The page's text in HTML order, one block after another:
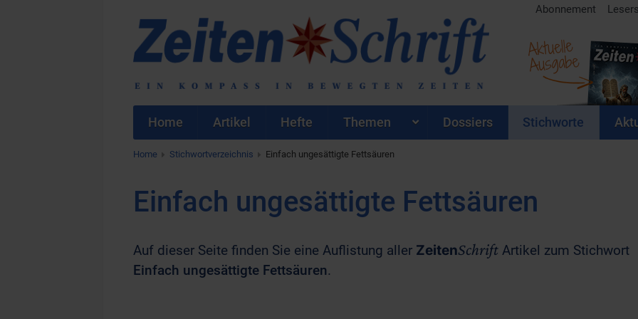
Abonnement
Aktuelle
Ausgabe
Home Artikel Hefte Themen Dossiers Stichworte
Home Stichwortverzeichnis Einfach ungesättigte Fettsäuren
Einfach ungesättigte Fettsäuren
Auf dieser Seite finden Sie eine Auflistung aller ZeitenSchrift Artikel zum Stichwort
Einfach ungesättigte Fettsäuren.